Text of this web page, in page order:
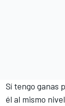
Sí tengo ganas
él al mismo